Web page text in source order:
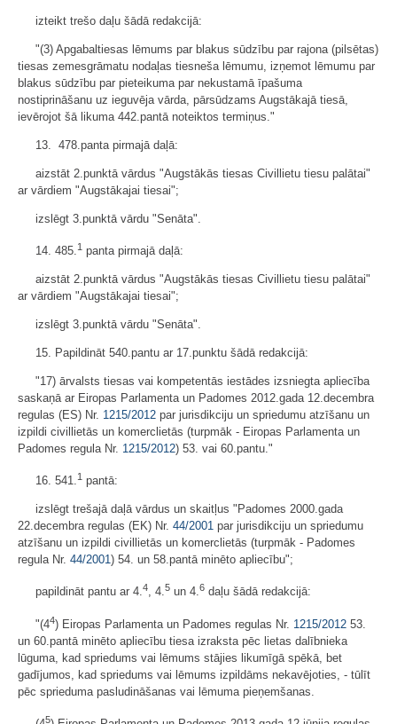
izteikt trešo daļu šādā redakcijā:
"(3) Apgabaltiesas lēmums par blakus sūdzību par rajona (pilsētas)
tiesas zemesgrāmatu nodaļas tiesneša lēmumu, izņemot lēmumu par
blakus sūdzību par pieteikuma par nekustamā īpašuma
nostiprināšanu uz ieguvēja vārda, pārsūdzams Augstākajā tiesā,
ievērojot šā likuma 442.pantā noteiktos termiņus."
13. 478.panta pirmajā daļā:
aizstāt 2.punktā vārdus "Augstākās tiesas Civillietu tiesu palātai"
ar vārdiem "Augstākajai tiesai";
izslēgt 3.punktā vārdu "Senāta".
14. 485. 1 panta pirmajā daļā:
aizstāt 2.punktā vārdus "Augstākās tiesas Civillietu tiesu palātai"
ar vārdiem "Augstākajai tiesai";
izslēgt 3.punktā vārdu "Senāta".
15. Papildināt 540.pantu ar 17.punktu šādā redakcijā:
"17) ārvalsts tiesas vai kompetentās iestādes izsniegta apliecība
saskaņā ar Eiropas Parlamenta un Padomes 2012.gada 12.decembra
regulas (ES) Nr. 1215/2012 par jurisdikciju un spriedumu atzīšanu un
izpildi civillietās un komerclietās (turpmāk - Eiropas Parlamenta un
Padomes regula Nr. 1215/2012) 53. vai 60.pantu."
16. 541.1 pantā:
izslēgt trešajā daļā vārdus un skaitļus "Padomes 2000.gada
22.decembra regulas (EK) Nr. 44/2001 par jurisdikciju un spriedumu
atzīšanu un izpildi civillietās un komerclietās (turpmāk - Padomes
regula Nr. 44/2001) 54. un 58.pantā minēto apliecību";
papildināt pantu ar 4.4, 4.5 un 4.6 daļu šādā redakcijā:
"(44) Eiropas Parlamenta un Padomes regulas Nr. 1215/2012 53.
un 60.pantā minēto apliecību tiesa izraksta pēc lietas dalībnieka
lūguma, kad spriedums vai lēmums stājies likumīgā spēkā, bet
gadījumos, kad spriedums vai lēmums izpildāms nekavējoties, - tūlīt
pēc sprieduma pasludināšanas vai lēmuma pieņemšanas.
5